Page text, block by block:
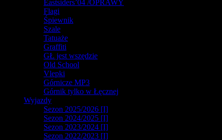
Eastsiders’04 /OPRAWY
Flagi
Śpiewnik
Szale
Tatuaże
Graffiti
GŁ jest wszędzie
Old School
Vlepki
Górnicze MP3
Górnik tylko w Łęcznej
Wyjazdy
Sezon 2025/2026 [I]
Sezon 2024/2025 [I]
Sezon 2023/2024 [I]
Sezon 2022/2023 [I]